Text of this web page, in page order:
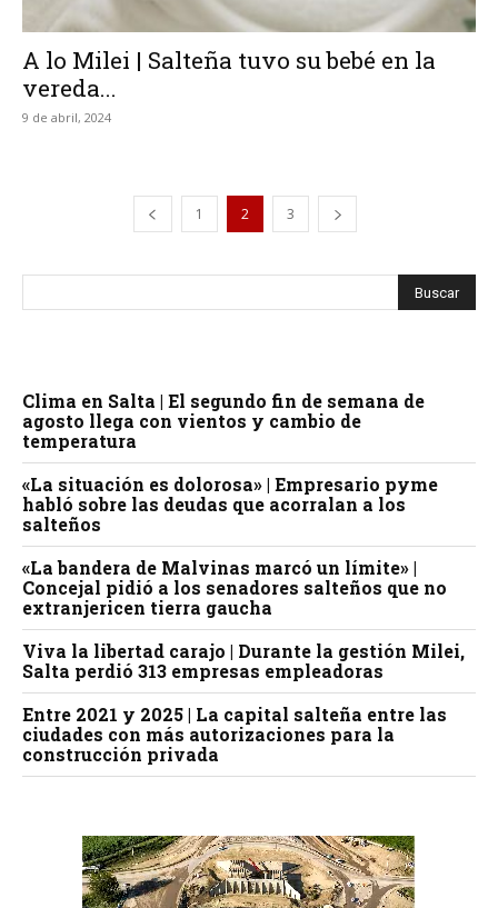
A lo Milei | Salteña tuvo su bebé en la
vereda...
9 de abril, 2024
1 2 3
Clima en Salta | El segundo fin de semana de
agosto llega con vientos y cambio de
temperatura
«La situación es dolorosa» | Empresario pyme
habló sobre las deudas que acorralan a los
salteños
«La bandera de Malvinas marcó un límite» |
Concejal pidió a los senadores salteños que no
extranjericen tierra gaucha
Viva la libertad carajo | Durante la gestión Milei,
Salta perdió 313 empresas empleadoras
Entre 2021 y 2025 | La capital salteña entre las
ciudades con más autorizaciones para la
construcción privada